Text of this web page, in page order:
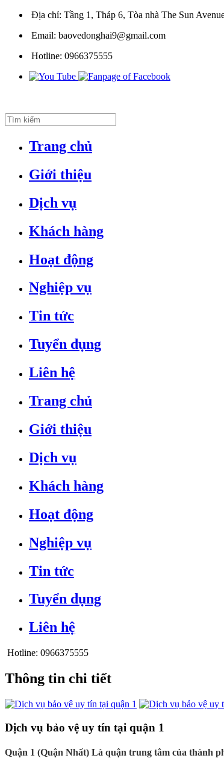
Địa chỉ: Tầng 1, Tháp 6, Tòa nhà The Sun
Email: baovedonghai9@gmail.com
Hotline: 0966375555
Trang chủ
Giới thiệu
Dịch vụ
Khách hàng
Hoạt động
Nghiệp vụ
Tin tức
Tuyển dụng
Liên hệ
Trang chủ
Giới thiệu
Dịch vụ
Khách hàng
Hoạt động
Nghiệp vụ
Tin tức
Tuyển dụng
Liên hệ
Hotline: 0966375555
Thông tin chi tiết
Dịch vụ bảo vệ uy tín tại quận 1
Quận 1 (Quận Nhất) Là quận trung tâm của thành